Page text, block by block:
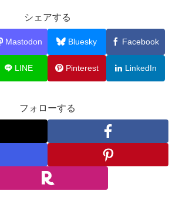
シェアする
Mastodon Bluesky Facebook
LINE Pinterest LinkedIn
フォローする